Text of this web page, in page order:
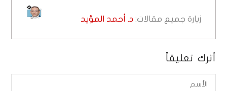
زيارة جميع مقالات: د. أحمد المؤيد
أترك تعليقاً